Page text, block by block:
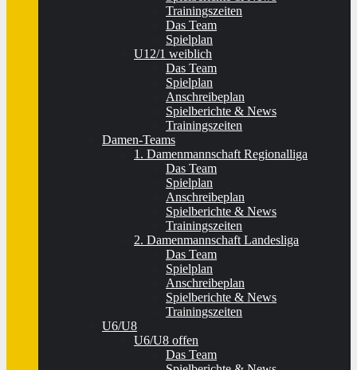
Trainingszeiten
Das Team
Spielplan
U12/1 weiblich
Das Team
Spielplan
Anschreibeplan
Spielberichte & News
Trainingszeiten
Damen-Teams
1. Damenmannschaft Regionalliga
Das Team
Spielplan
Anschreibeplan
Spielberichte & News
Trainingszeiten
2. Damenmannschaft Landesliga
Das Team
Spielplan
Anschreibeplan
Spielberichte & News
Trainingszeiten
U6/U8
U6/U8 offen
Das Team